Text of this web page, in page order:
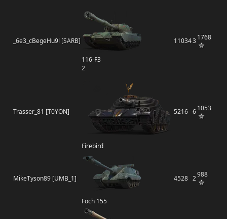
_6e3_cBegeHu9l [SARB]
116-F3
2
1103431768
Trasser_81 [T0YON]
Firebird
5216 61053
MikeTyson89 [UMB_1]
Foch 155
4528 2988